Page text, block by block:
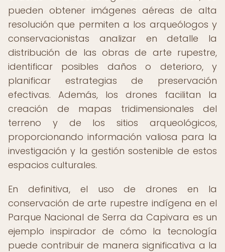
pueden obtener imágenes aéreas de alta
resolución que permiten a los arqueólogos y
conservacionistas analizar en detalle la
distribución de las obras de arte rupestre,
identificar posibles daños o deterioro, y
planificar estrategias de preservación
efectivas. Además, los drones facilitan la
creación de mapas tridimensionales del
terreno y de los sitios arqueológicos,
proporcionando información valiosa para la
investigación y la gestión sostenible de estos
espacios culturales.
En definitiva, el uso de drones en la
conservación de arte rupestre indígena en el
Parque Nacional de Serra da Capivara es un
ejemplo inspirador de cómo la tecnología
puede contribuir de manera significativa a la